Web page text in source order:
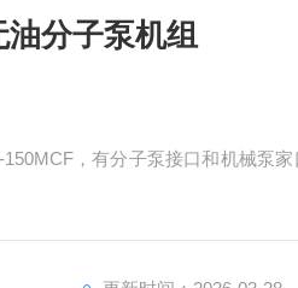
分子泵机组
，有分子泵接口和机械泵